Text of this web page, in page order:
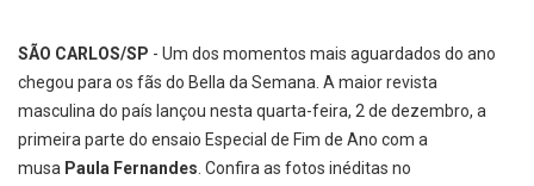
SÃO CARLOS/SP - Um dos momentos mais aguardados do ano
chegou para os fãs do Bella da Semana. A maior revista
masculina do país lançou nesta quarta-feira, 2 de dezembro, a
primeira parte do ensaio Especial de Fim de Ano com a
musa Paula Fernandes. Confira as fotos inéditas no